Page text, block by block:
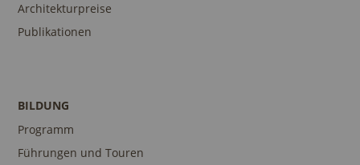
Architekturpreise
Publikationen
BILDUNG
Programm
Führungen und Touren